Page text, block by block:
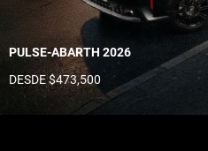
PULSE-ABARTH 2026
DESDE $473,500